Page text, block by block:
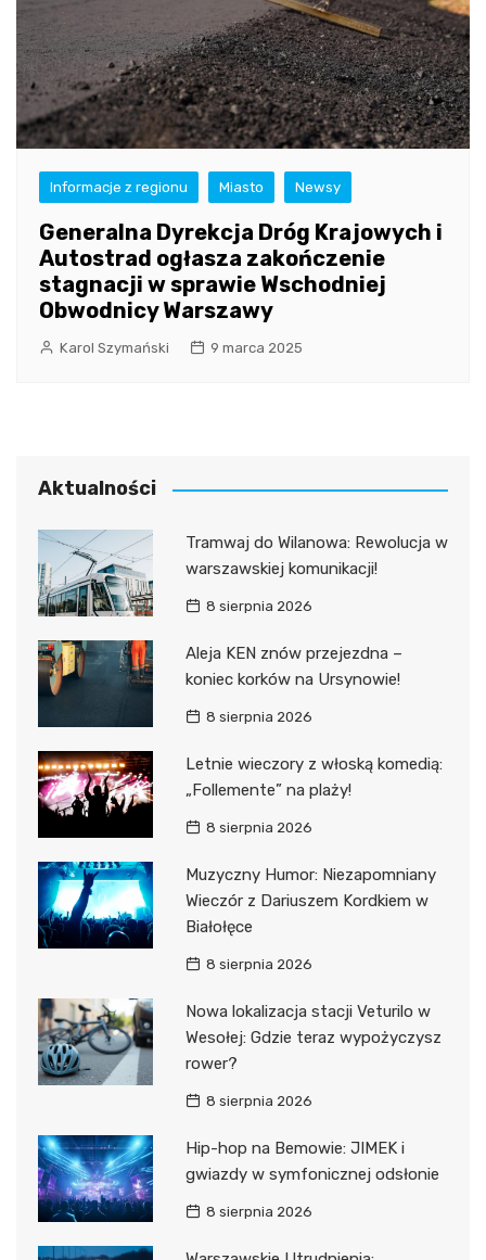
Informacje z regionu Miasto Newsy
Generalna Dyrekcja Dróg Krajowych i
Autostrad ogłasza zakończenie
stagnacji w sprawie Wschodniej
Obwodnicy Warszawy
Karol Szymański 9 marca 2025
Aktualności
Tramwaj do Wilanowa: Rewolucja w
warszawskiej komunikacji!
8 sierpnia 2026
Aleja KEN znów przejezdna –
koniec korków na Ursynowie!
8 sierpnia 2026
Letnie wieczory z włoską komedią:
„Follemente” na plaży!
8 sierpnia 2026
Muzyczny Humor: Niezapomniany
Wieczór z Dariuszem Kordkiem w
Białołęce
8 sierpnia 2026
Nowa lokalizacja stacji Veturilo w
Wesołej: Gdzie teraz wypożyczysz
rower?
8 sierpnia 2026
Hip-hop na Bemowie: JIMEK i
gwiazdy w symfonicznej odsłonie
8 sierpnia 2026